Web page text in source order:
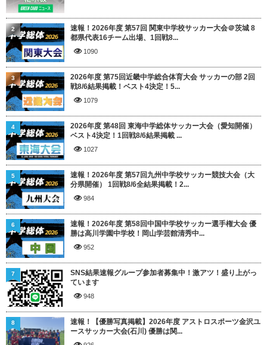
速報！2026年度 第57回 関東中学校サッカー大会＠茨城 8
都県代表16チーム出場、1回戦8...
1090
2
2026年度 第75回近畿中学総合体育大会 サッカーの部 2回
戦8/6結果掲載！ベスト4決定！5...
1079
3
2026年度 第48回 東海中学総体サッカー大会（愛知開催）
ベスト4決定！1回戦8/6結果掲載 ...
1027
4
速報！2026年度 第57回九州中学校サッカー競技大会（大
分県開催） 1回戦8/6全結果掲載！2...
984
5
速報！2026年度 第58回中国中学校サッカー選手権大会 優
勝は高川学園中学校！岡山学芸館清秀中...
952
6
SNS結果速報グループ参加者募集中！激アツ！盛り上がっ
ています
948
7
速報！【優勝写真掲載】2026年度 アストロスポーツ金沢ユ
ースサッカー大会(石川) 優勝は関...
8